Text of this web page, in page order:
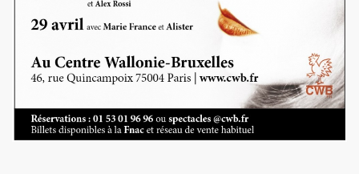
2014 a juin 2014.
2012 a juin 2013.
2011 a juin 2012.
2011 a juin 2011.